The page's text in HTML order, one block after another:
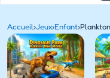
Accueil›Jeux›Enfant›